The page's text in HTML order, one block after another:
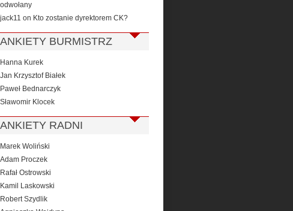
odwołany
jack11 on Kto zostanie dyrektorem CK?
ANKIETY BURMISTRZ
Hanna Kurek
Jan Krzysztof Białek
Paweł Bednarczyk
Sławomir Klocek
ANKIETY RADNI
Marek Woliński
Adam Proczek
Rafał Ostrowski
Kamil Laskowski
Robert Szydlik